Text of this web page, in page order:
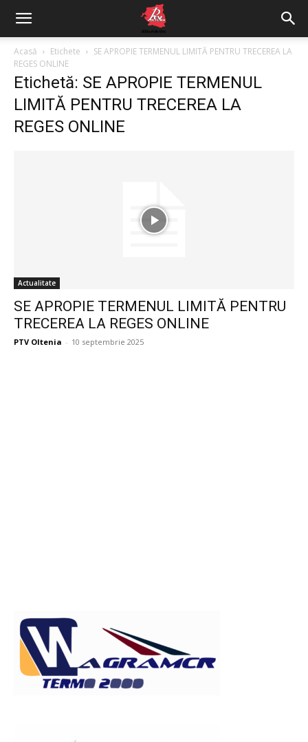
Acasă Etichete
SE APROPIE TERMENUL LIMITĂ PENTRU TRECEREA LA
REGES ONLINE
Etichetă: SE APROPIE TERMENUL
LIMITĂ PENTRU TRECEREA LA
REGES ONLINE
Actualitate
SE APROPIE TERMENUL LIMITĂ PENTRU
TRECEREA LA REGES ONLINE
PTV Oltenia - 10 septembrie 2025